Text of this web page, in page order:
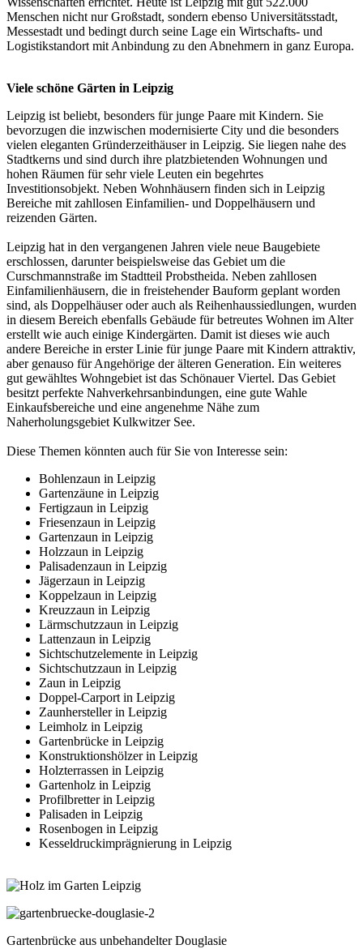
Menschen nicht nur Großstadt, sondern ebenso Universitätsstadt,
Messestadt und bedingt durch seine Lage ein Wirtschafts- und
Logistikstandort mit Anbindung zu den Abnehmern in ganz Europa.
Viele schöne Gärten in Leipzig
Leipzig ist beliebt, besonders für junge Paare mit Kindern. Sie
bevorzugen die inzwischen modernisierte City und die besonders
vielen eleganten Gründerzeithäuser in Leipzig. Sie liegen nahe des
Stadtkerns und sind durch ihre platzbietenden Wohnungen und
hohen Räumen für sehr viele Leuten ein begehrtes
Investitionsobjekt. Neben Wohnhäusern finden sich in Leipzig
Bereiche mit zahllosen Einfamilien- und Doppelhäusern und
reizenden Gärten.
Leipzig hat in den vergangenen Jahren viele neue Baugebiete
erschlossen, darunter beispielsweise das Gebiet um die
Curschmannstraße im Stadtteil Probstheida. Neben zahllosen
Einfamilienhäusern, die in freistehender Bauform geplant worden
sind, als Doppelhäuser oder auch als Reihenhaussiedlungen, wurden
in diesem Bereich ebenfalls Gebäude für betreutes Wohnen im Alter
erstellt wie auch einige Kindergärten. Damit ist dieses wie auch
andere Bereiche in erster Linie für junge Paare mit Kindern attraktiv,
aber genauso für Angehörige der älteren Generation. Ein weiteres
gut gewähltes Wohngebiet ist das Schönauer Viertel. Das Gebiet
besitzt perfekte Nahverkehrsanbindungen, eine gute Wahle
Einkaufsbereiche und eine angenehme Nähe zum
Naherholungsgebiet Kulkwitzer See.
Diese Themen könnten auch für Sie von Interesse sein:
Bohlenzaun in Leipzig
Gartenzäune in Leipzig
Fertigzaun in Leipzig
Friesenzaun in Leipzig
Gartenzaun in Leipzig
Holzzaun in Leipzig
Palisadenzaun in Leipzig
Jägerzaun in Leipzig
Koppelzaun in Leipzig
Kreuzzaun in Leipzig
Lärmschutzzaun in Leipzig
Lattenzaun in Leipzig
Sichtschutzelemente in Leipzig
Sichtschutzzaun in Leipzig
Zaun in Leipzig
Doppel-Carport in Leipzig
Zaunhersteller in Leipzig
Leimholz in Leipzig
Gartenbrücke in Leipzig
Konstruktionshölzer in Leipzig
Holzterrassen in Leipzig
Gartenholz in Leipzig
Profilbretter in Leipzig
Palisaden in Leipzig
Rosenbogen in Leipzig
Kesseldruckimprägnierung in Leipzig
Gartenbrücke aus unbehandelter Douglasie